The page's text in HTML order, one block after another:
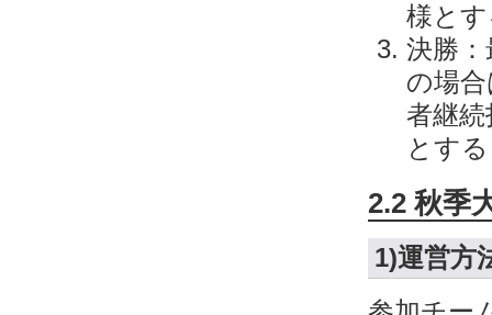
様と
決勝
の場
者継
とす
2.2 秋季
1)運営方